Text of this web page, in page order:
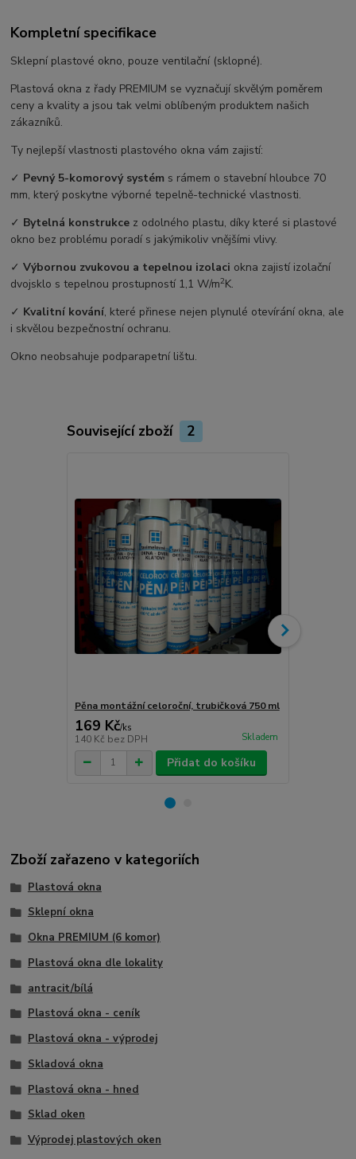
Kompletní specifikace
Sklepní plastové okno, pouze ventilační (sklopné).
Plastová okna z řady PREMIUM se vyznačují skvělým poměrem
ceny a kvality a jsou tak velmi oblíbeným produktem našich
zákazníků.
Ty nejlepší vlastnosti plastového okna vám zajistí:
✓ Pevný 5-komorový systém s rámem o stavební hloubce 70
mm, který poskytne výborné tepelně-technické vlastnosti.
✓ Bytelná konstrukce z odolného plastu, díky které si plastové
okno bez problému poradí s jakýmikoliv vnějšími vlivy.
✓Výbornou zvukovou a tepelnou izolaci okna zajistí izolační
dvojsklo s tepelnou prostupností 1,1 W/m2K.
✓ Kvalitní kování, které přinese nejen plynulé otevírání okna, ale
i skvělou bezpečnostní ochranu.
Okno neobsahuje podparapetní lištu.
Související zboží 2
Pěna montážní celoroční, trubičková 750 ml
169 Kč/ks
140 Kč bez DPH Skladem
Přidat do košíku
Zboží zařazeno v kategoriích
Plastová okna
Sklepní okna
Okna PREMIUM (6 komor)
Plastová okna dle lokality
antracit/bílá
Plastová okna - ceník
Plastová okna - výprodej
Skladová okna
Plastová okna - hned
Sklad oken
Výprodej plastových oken